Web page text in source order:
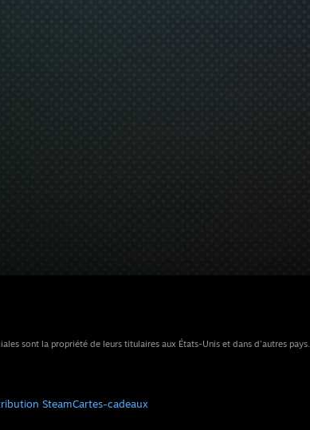
sont la propriété de leurs titulaires aux États-Unis et dans d'autres pays.
SteamCartes-cadeaux